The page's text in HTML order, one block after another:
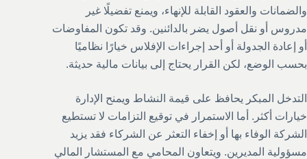
والضمانات والعقود القابلة للإنهاء، ويمنع تفضيلًا غير
مدروس أو نقل أصول يضر بالدائنين. وقد تكون المفاوضات
أو إعادة الجدولة أو أحد إجراءات الإفلاس خيارًا نظاميًا
بحسب الوضع، لكن القرار يحتاج إلى بيانات مالية حديثة.
التدخل المبكر يحافظ على قيمة النشاط ويمنح الإدارة
خيارات أكثر. أما الاستمرار في توقيع التزامات لا تستطيع
الشركة الوفاء بها أو إخفاء التعثر عن الشركاء فقد يزيد
مسؤولية المديرين. ويتعاون المحامي مع المستشار المالي